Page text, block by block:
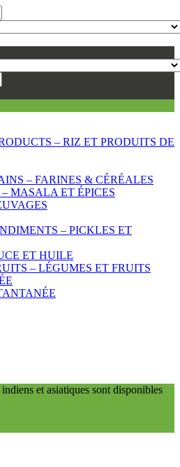
– RIZ ET PRODUITS DE
– FARINES & CÉRÉALES
MASALA ET ÉPICES
– PICKLES ET
ET HUILE
– LÉGUMES ET FRUITS
et asiatiques sont disponibles